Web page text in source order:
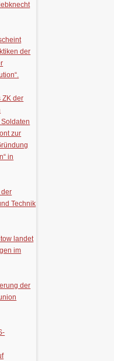
der
ZK der
zur
in
der
Technik
landet
im
der